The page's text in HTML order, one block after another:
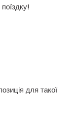
для такої